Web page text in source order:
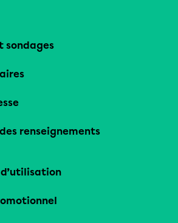
sondages
renseignements